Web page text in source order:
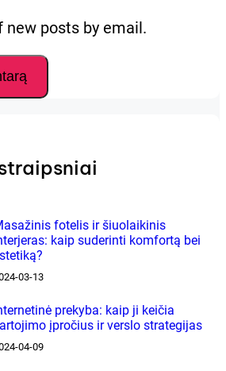
new posts by email.
fotelis ir šiuolaikinis
kaip suderinti komfortą bei
03-13
prekyba: kaip ji keičia
įpročius ir verslo strategijas
04-09